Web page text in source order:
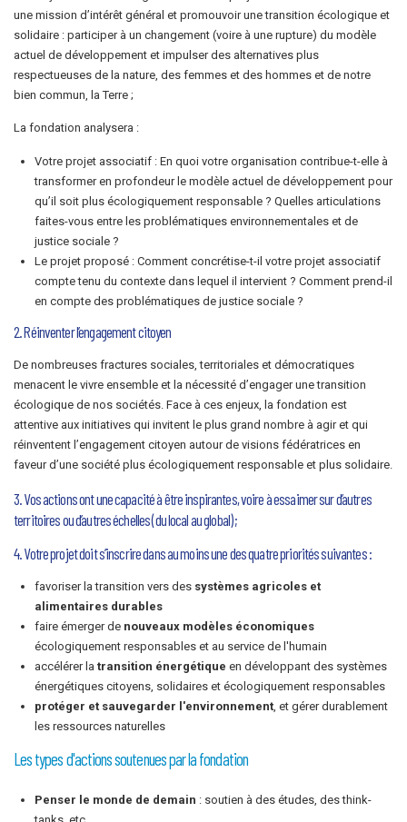
une mission d’intérêt général et promouvoir une transition écologique et
solidaire : participer à un changement (voire à une rupture) du modèle
actuel de développement et impulser des alternatives plus
respectueuses de la nature, des femmes et des hommes et de notre
bien commun, la Terre ;
La fondation analysera :
Votre projet associatif : En quoi votre organisation contribue-t-elle à
transformer en profondeur le modèle actuel de développement pour
qu’il soit plus écologiquement responsable ? Quelles articulations
faites-vous entre les problématiques environnementales et de
justice sociale ?
Le projet proposé : Comment concrétise-t-il votre projet associatif
compte tenu du contexte dans lequel il intervient ? Comment prend-il
en compte des problématiques de justice sociale ?
2. Réinventer l’engagement citoyen
De nombreuses fractures sociales, territoriales et démocratiques
menacent le vivre ensemble et la nécessité d’engager une transition
écologique de nos sociétés. Face à ces enjeux, la fondation est
attentive aux initiatives qui invitent le plus grand nombre à agir et qui
réinventent l’engagement citoyen autour de visions fédératrices en
faveur d’une société plus écologiquement responsable et plus solidaire.
3. Vos actions ont une capacité à être inspirantes, voire à essaimer sur d’autres
territoires ou d’autres échelles (du local au global) ;
4. Votre projet doit s’inscrire dans au moins une des quatre priorités suivantes :
favoriser la transition vers des systèmes agricoles et
alimentaires durables
faire émerger de nouveaux modèles économiques
écologiquement responsables et au service de l'humain
accélérer latransition énergétique en développant des systèmes
énergétiques citoyens, solidaires et écologiquement responsables
protéger et sauvegarder l'environnement , et gérer durablement
les ressources naturelles
Les types d'actions soutenues par la fondation
Penser le monde de demain : soutien à des études, des think-